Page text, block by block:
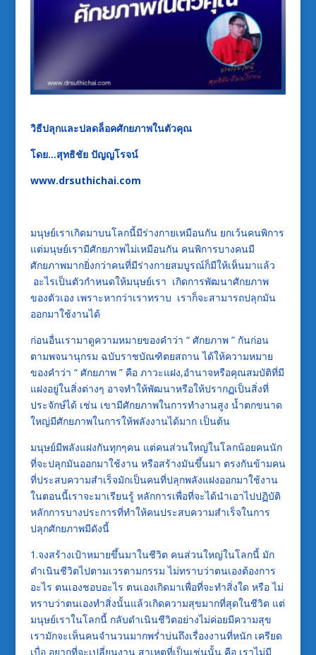
วิธีปลุกและปลดล็อคศักยภาพในตัวคุณ
โดย…สุทธิชัย ปัญญโรจน์
www.drsuthichai.com
มนุษย์เราเกิดมาบนโลกนี้มีร่างกายเหมือนกัน ยกเว้นคนพิการ
แต่มนุษย์เรามีศักยภาพไม่เหมือนกัน คนพิการบางคนมี
ศักยภาพมากยิ่งกว่าคนที่มีร่างกายสมบูรณ์ก็มีให้เห็นมาแล้ว
อะไรเป็นตัวกำหนดให้มนุษย์เรา เกิดการพัฒนาศักยภาพ
ของตัวเอง เพราะหากว่าเราทราบ เราก็จะสามารถปลุกมัน
ออกมาใช้งานได้
ก่อนอื่นเรามาดูความหมายของคำว่า “ ศักยภาพ ” กันก่อน
ตามพจนานุกรม ฉบับราชบัณฑิตยสถาน ได้ให้ความหมาย
ของคำว่า “ ศักยภาพ ” คือ ภาวะแฝง,อำนาจหรือคุณสมบัติที่มี
แฝงอยู่ในสิ่งต่างๆ อาจทำให้พัฒนาหรือให้ปรากฏเป็นสิ่งที่
ประจักษ์ได้ เช่น เขามีศักยภาพในการทำงานสูง น้ำตกขนาด
ใหญ่มีศักยภาพในการให้พลังงานได้มาก เป็นต้น
มนุษย์มีพลังแฝงกันทุกๆคน แต่คนส่วนใหญ่ในโลกน้อยคนนัก
ที่จะปลุกมันออกมาใช้งาน หรือสร้างมันขึ้นมา ตรงกันข้ามคน
ที่ประสบความสำเร็จมักเป็นคนที่ปลุกพลังแฝงออกมาใช้งาน
ในตอนนี้เราจะมาเรียนรู้ หลักการเพื่อที่จะได้นำเอาไปปฏิบัติ
หลักการบางประการที่ทำให้คนประสบความสำเร็จในการ
ปลุกศักยภาพมีดังนี้
1.จงสร้างเป้าหมายขึ้นมาในชีวิต คนส่วนใหญ่ในโลกนี้ มัก
ดำเนินชีวิตไปตามเวรตามกรรม ไม่ทราบว่าตนเองต้องการ
อะไร ตนเองชอบอะไร ตนเองเกิดมาเพื่อที่จะทำสิ่งใด หรือ ไม่
ทราบว่าตนเองทำสิ่งนั้นแล้วเกิดความสุขมากที่สุดในชีวิต แต่
มนุษย์เราในโลกนี้ กลับดำเนินชีวิตอย่างไม่ค่อยมีความสุข
เรามักจะเห็นคนจำนวนมากพร่ำบ่นถึงเรื่องงานที่หนัก เครียด
เบื่อ อยากที่จะเปลี่ยนงาน สาเหตุที่เป็นเช่นนั้น คือ เราไม่มี